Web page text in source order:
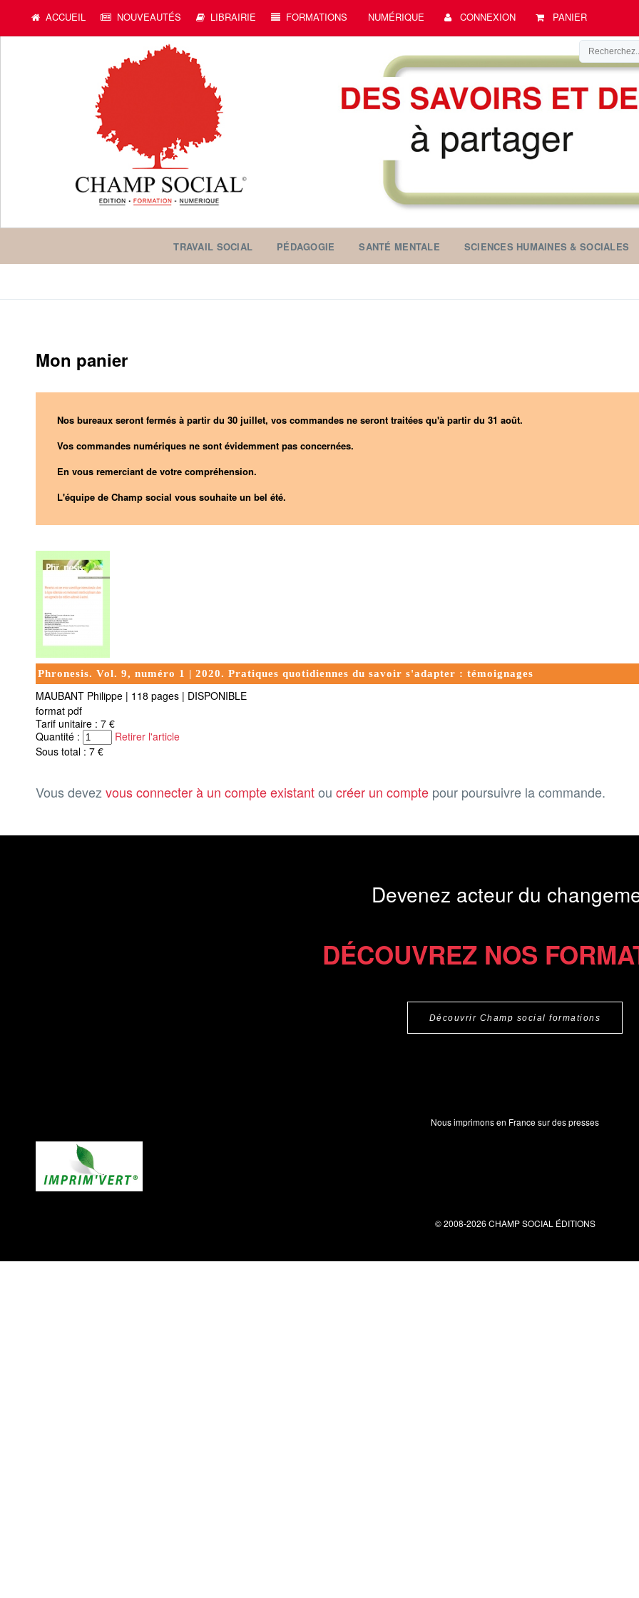
ACCUEIL NOUVEAUTÉS LIBRAIRIE FORMATIONS NUMÉRIQUE CONNEXION PANIER
TRAVAIL SOCIAL PÉDAGOGIE SANTÉ MENTALE SCIENCES HUMAINES & SOCIALES
Mon panier
Nos bureaux seront fermés à partir du 30 juillet, vos commandes ne seront traitées qu'à partir du 31 août.
Vos commandes numériques ne sont évidemment pas concernées.
En vous remerciant de votre compréhension.
L'équipe de Champ social vous souhaite un bel été.
Phronesis. Vol. 9, numéro 1 | 2020. Pratiques quotidiennes du savoir s'adapter : témoignages
MAUBANT Philippe | 118 pages | DISPONIBLE
format pdf
Tarif unitaire : 7 €
Quantité :
Retirer l'article
Sous total : 7 €
Vous devezvous connecter à un compte existantou créer un compte pour poursuivre la commande.
Devenez acteur du
DÉCOUVREZ NOS
Découvrir Champ social formations
Nous imprimons en France sur des presses
© 2008-2026 CHAMP SOCIAL ÉDITIONS